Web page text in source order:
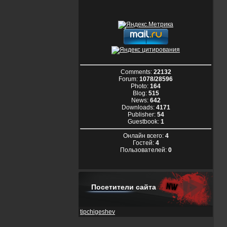
Comments: 22132
Forum: 1078/28596
Photo: 164
Blog: 515
News: 642
Downloads: 4171
Publisher: 54
Guestbook: 1
Онлайн всего: 4
Гостей: 4
Пользователей: 0
Посетители сайта
tipchigeshev